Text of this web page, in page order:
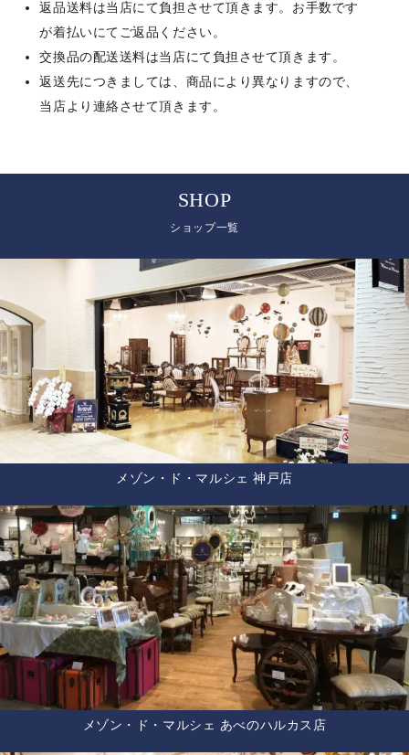
返品送料は当店にて負担させて頂きます。お手数です
が着払いにてご返品ください。
交換品の配送送料は当店にて負担させて頂きます。
返送先につきましては、商品により異なりますので、
当店より連絡させて頂きます。
SHOP
ショップ一覧
メゾン・ド・マルシェ 神戸店
メゾン・ド・マルシェ あべのハルカス店